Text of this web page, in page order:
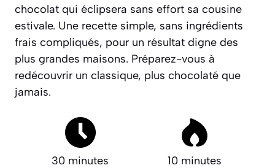
chocolat qui éclipsera sans effort sa cousine
estivale. Une recette simple, sans ingrédients
frais compliqués, pour un résultat digne des
plus grandes maisons. Préparez-vous à
redécouvrir un classique, plus chocolaté que
jamais.
30 minutes 10 minutes